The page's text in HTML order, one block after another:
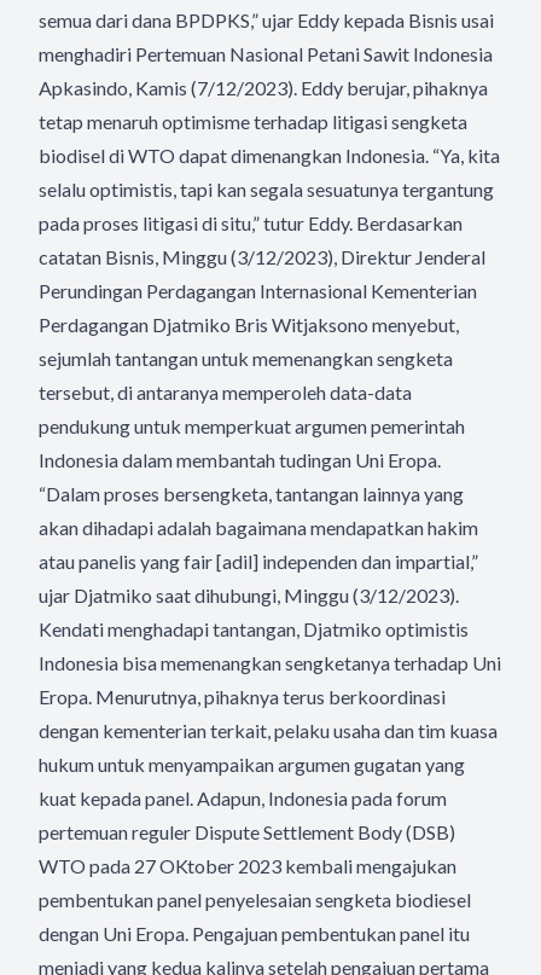
semua dari dana BPDPKS,” ujar Eddy kepada Bisnis usai
menghadiri Pertemuan Nasional Petani Sawit Indonesia
Apkasindo, Kamis (7/12/2023). Eddy berujar, pihaknya
tetap menaruh optimisme terhadap litigasi sengketa
biodisel di WTO dapat dimenangkan Indonesia. “Ya, kita
selalu optimistis, tapi kan segala sesuatunya tergantung
pada proses litigasi di situ,” tutur Eddy. Berdasarkan
catatan Bisnis, Minggu (3/12/2023), Direktur Jenderal
Perundingan Perdagangan Internasional Kementerian
Perdagangan Djatmiko Bris Witjaksono menyebut,
sejumlah tantangan untuk memenangkan sengketa
tersebut, di antaranya memperoleh data-data
pendukung untuk memperkuat argumen pemerintah
Indonesia dalam membantah tudingan Uni Eropa.
“Dalam proses bersengketa, tantangan lainnya yang
akan dihadapi adalah bagaimana mendapatkan hakim
atau panelis yang fair [adil] independen dan impartial,”
ujar Djatmiko saat dihubungi, Minggu (3/12/2023).
Kendati menghadapi tantangan, Djatmiko optimistis
Indonesia bisa memenangkan sengketanya terhadap Uni
Eropa. Menurutnya, pihaknya terus berkoordinasi
dengan kementerian terkait, pelaku usaha dan tim kuasa
hukum untuk menyampaikan argumen gugatan yang
kuat kepada panel. Adapun, Indonesia pada forum
pertemuan reguler Dispute Settlement Body (DSB)
WTO pada 27 OKtober 2023 kembali mengajukan
pembentukan panel penyelesaian sengketa biodiesel
dengan Uni Eropa. Pengajuan pembentukan panel itu
menjadi yang kedua kalinya setelah pengajuan pertama